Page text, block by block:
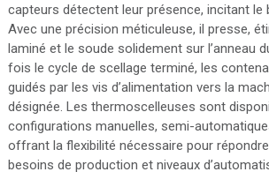
capteurs détectent leur présence, incitant le
Avec une précision méticuleuse, il presse,
laminé et le soude solidement sur l’anneau
fois le cycle de scellage terminé, les
guidés par les vis d’alimentation vers la
désignée. Les thermoscelleuses sont
configurations manuelles, semi-
offrant la flexibilité nécessaire pour
besoins de production et niveaux